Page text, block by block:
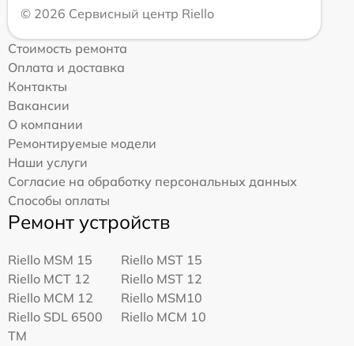
© 2026 Сервисный центр Riello
Стоимость ремонта
Оплата и доставка
Контакты
Вакансии
О компании
Ремонтируемые модели
Наши услуги
Согласие на обработку персональных данных
Способы оплаты
Ремонт устройств
Riello MSM 15
Riello MST 15
Riello MCT 12
Riello MST 12
Riello MCM 12
Riello MSM10
Riello SDL 6500
TM
Riello MCM 10